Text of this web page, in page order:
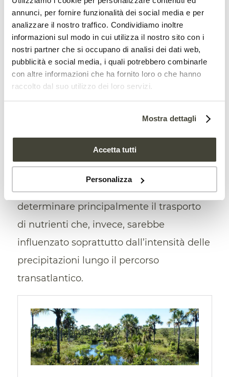
annunci, per fornire funzionalità dei social media e per
analizzare il nostro traffico. Condividiamo inoltre
informazioni sul modo in cui utilizza il nostro sito con i
nostri partner che si occupano di analisi dei dati web,
pubblicità e social media, i quali potrebbero combinarle
con altre informazioni che ha fornito loro o che hanno
raccolto dal suo utilizzo dei loro servizi.
Mostra dettagli
Accetta tutti
Personalizza
Sudamerica e intensificando le
precipitazioni.
La pioggia, a sua volta, “ripulisce”
l’atmosfera
rimuovendo gran parte delle
particelle sospeseprima che
raggiungano la foresta amazzonica. La
scoperta smentirebbe così l’ipotesi
comunemente accettata dagli studiosi.
Non sarebbe dunque la direzione delle
masse d’aria, in altre parole, a
determinare principalmente il trasporto
di nutrienti che, invece, sarebbe
influenzato soprattutto dall’intensità delle
precipitazioni lungo il percorso
transatlantico.